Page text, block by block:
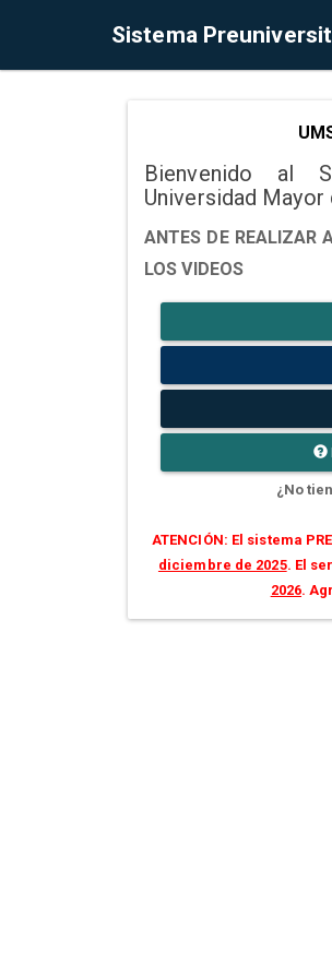
Sistema
Bienvenido al
Universidad Mayor
ANTES DE REALIZAR
LOS VIDEOS
¿No
ATENCIÓN: El sistema
diciembre de 2025. El
2026.